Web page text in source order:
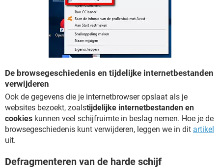
De browsegeschiedenis en tijdelijke internetbestanden
verwijderen
Ook de gegevens die je internetbrowser opslaat als je
websites bezoekt, zoalstijdelijke internetbestanden en
cookies kunnen veel schijfruimte in beslag nemen. Hoe je de
browsegeschiedenis kunt verwijderen, leggen we in dit artikel
uit.
Defragmenteren van de harde schijf